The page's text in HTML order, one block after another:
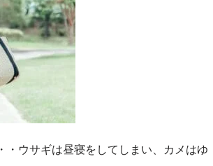
・ウサギは昼寝をしてしまい、カメはゆ